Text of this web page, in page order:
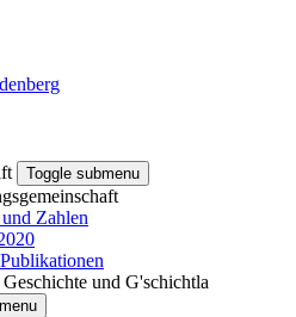
Toggle submenu
Zahlen
und G'schichtla